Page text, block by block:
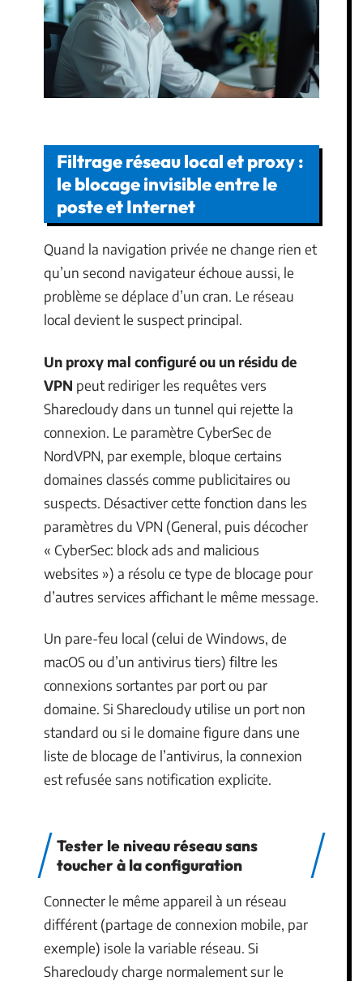
Filtrage réseau local et proxy :
le blocage invisible entre le
poste et Internet
Quand la navigation privée ne change rien et
qu’un second navigateur échoue aussi, le
problème se déplace d’un cran. Le réseau
local devient le suspect principal.
Un proxy mal configuré ou un résidu de
VPN peut rediriger les requêtes vers
Sharecloudy dans un tunnel qui rejette la
connexion. Le paramètre CyberSec de
NordVPN, par exemple, bloque certains
domaines classés comme publicitaires ou
suspects. Désactiver cette fonction dans les
paramètres du VPN (General, puis décocher
« CyberSec: block ads and malicious
websites ») a résolu ce type de blocage pour
d’autres services affichant le même message.
Un pare-feu local (celui de Windows, de
macOS ou d’un antivirus tiers) filtre les
connexions sortantes par port ou par
domaine. Si Sharecloudy utilise un port non
standard ou si le domaine figure dans une
liste de blocage de l’antivirus, la connexion
est refusée sans notification explicite.
Tester le niveau réseau sans
toucher à la configuration
Connecter le même appareil à un réseau
différent (partage de connexion mobile, par
exemple) isole la variable réseau. Si
Sharecloudy charge normalement sur le